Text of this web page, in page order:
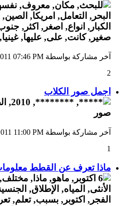
آخر مشاركة بواسطة 07:46 PM
2
اجمل صور الكلاب
آخر مشاركة بواسطة 11:00 PM
1
ماذا تعرف عن القطط